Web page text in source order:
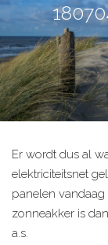
Er wordt dus al
elektriciteitsnet
panelen
zonneakker is
a.s.